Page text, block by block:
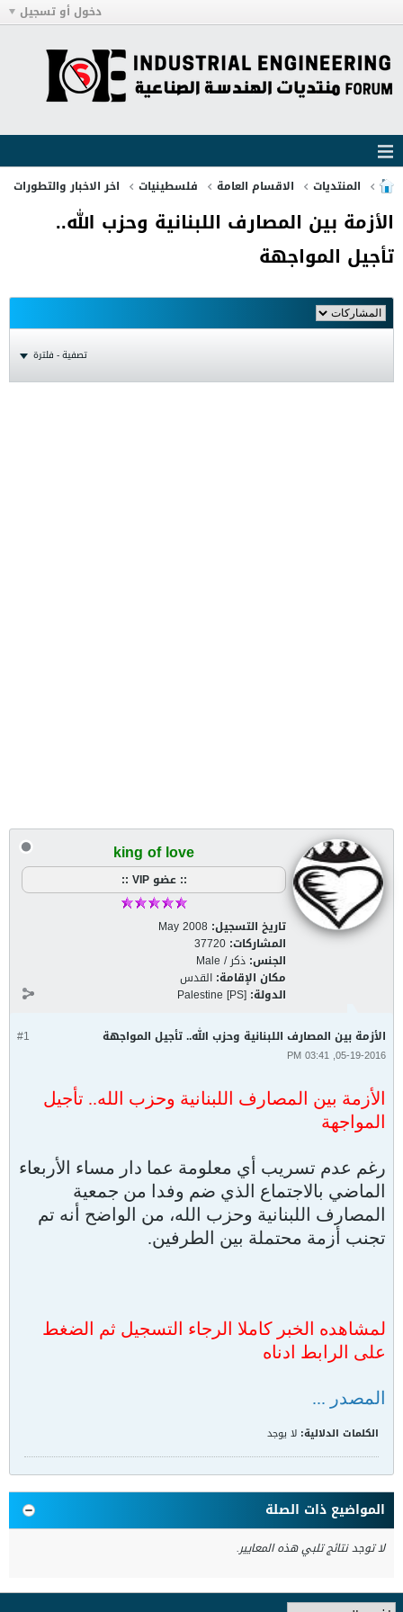
دخول أو تسجيل
المنتديات الاقسام العامة فلسطينيات اخر الاخبار والتطورات
الأزمة بين المصارف اللبنانية وحزب الله..
تأجيل المواجهة
تصفية - فلترة
king of love
:: عضو VIP ::
تاريخ التسجيل: May 2008
المشاركات: 37720
الجنس: ذكر / Male
مكان الإقامة: القدس
الدولة: Palestine [PS]
#1 الأزمة بين المصارف اللبنانية وحزب الله.. تأجيل المواجهة
05-19-2016, 03:41 PM
الأزمة بين المصارف اللبنانية وحزب الله.. تأجيل
المواجهة
رغم عدم تسريب أي معلومة عما دار مساء الأربعاء
الماضي بالاجتماع الذي ضم وفدا من جمعية
المصارف اللبنانية وحزب الله، من الواضح أنه تم
تجنب أزمة محتملة بين الطرفين.
لمشاهده الخبر كاملا الرجاء التسجيل ثم الضغط
على الرابط ادناه
المصدر ...
الكلمات الدلالية: لا يوجد
المواضيع ذات الصلة
لا توجد نتائج تلبي هذه المعايير.